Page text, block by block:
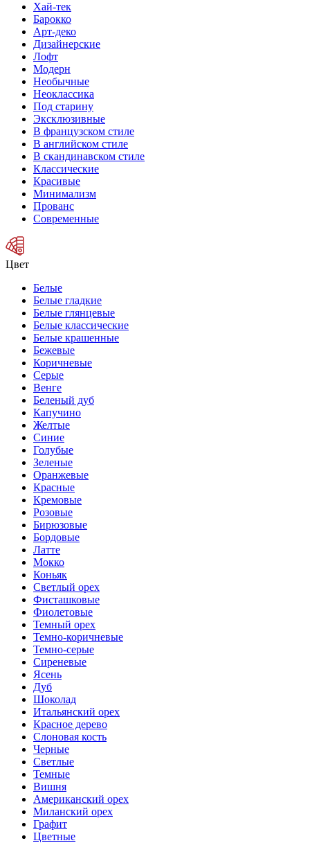
Хай-тек
Барокко
Арт-деко
Дизайнерские
Лофт
Модерн
Необычные
Неоклассика
Под старину
Эксклюзивные
В французском стиле
В английском стиле
В скандинавском стиле
Классические
Красивые
Минимализм
Прованс
Современные
Цвет
Белые
Белые гладкие
Белые глянцевые
Белые классические
Белые крашенные
Бежевые
Коричневые
Серые
Венге
Беленый дуб
Капучино
Желтые
Синие
Голубые
Зеленые
Оранжевые
Красные
Кремовые
Розовые
Бирюзовые
Бордовые
Латте
Мокко
Коньяк
Светлый орех
Фисташковые
Фиолетовые
Темный орех
Темно-коричневые
Темно-серые
Сиреневые
Ясень
Дуб
Шоколад
Итальянский орех
Красное дерево
Слоновая кость
Черные
Светлые
Темные
Вишня
Американский орех
Миланский орех
Графит
Цветные